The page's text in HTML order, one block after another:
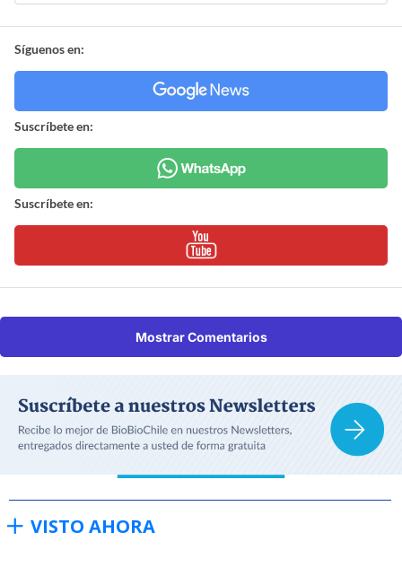
Síguenos en:
Suscríbete en:
Suscríbete en:
Mostrar Comentarios
VISTO AHORA